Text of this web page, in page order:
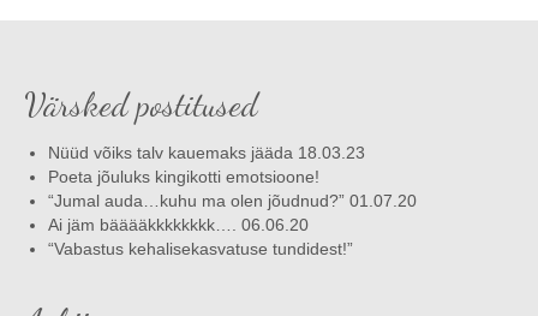
Värsked postitused
Nüüd võiks talv kauemaks jääda 18.03.23
Poeta jõuluks kingikotti emotsioone!
“Jumal auda…kuhu ma olen jõudnud?” 01.07.20
Ai jäm bääääkkkkkkkk…. 06.06.20
“Vabastus kehalisekasvatuse tundidest!”